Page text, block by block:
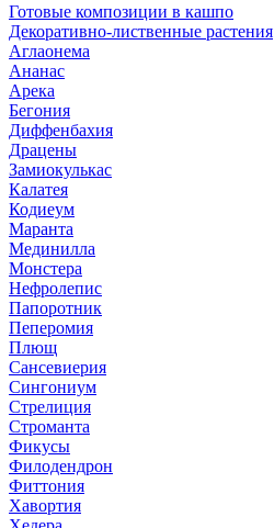
Готовые композиции в кашпо
Декоративно-лиственные растения
Аглаонема
Ананас
Арека
Бегония
Диффенбахия
Драцены
Замиокулькас
Калатея
Кодиеум
Маранта
Мединилла
Монстера
Нефролепис
Папоротник
Пеперомия
Плющ
Сансевиерия
Сингониум
Стрелиция
Строманта
Фикусы
Филодендрон
Фиттония
Хавортия